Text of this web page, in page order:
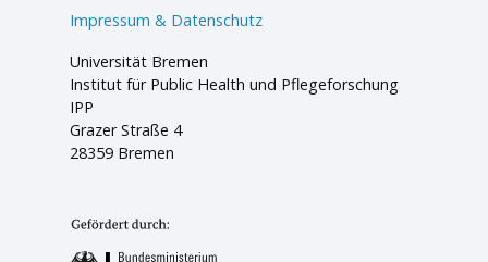
Impressum & Datenschutz
Universität Bremen
Institut für Public Health und Pflegeforschung
IPP
Grazer Straße 4
28359 Bremen